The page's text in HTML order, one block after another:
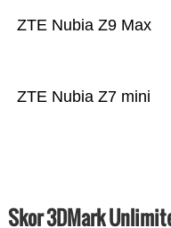
ZTE Nubia Z7 mini
ZTE Nubia Z9 Max
Skor 3DMark